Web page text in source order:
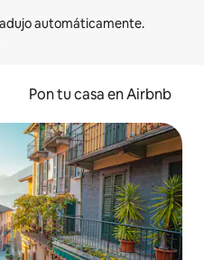
Pon tu casa en Airbnb